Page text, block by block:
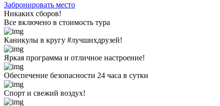
Забронировать место
Никаких сборов!
Все включено в стоимость тура
Каникулы в кругу #лучшихдрузей!
Яркая программа и отличное настроение!
Обеспечение безопасности 24 часа в сутки
Спорт и свежий воздух!